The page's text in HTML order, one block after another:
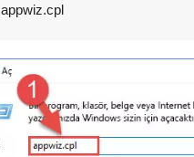
appwiz.cpl